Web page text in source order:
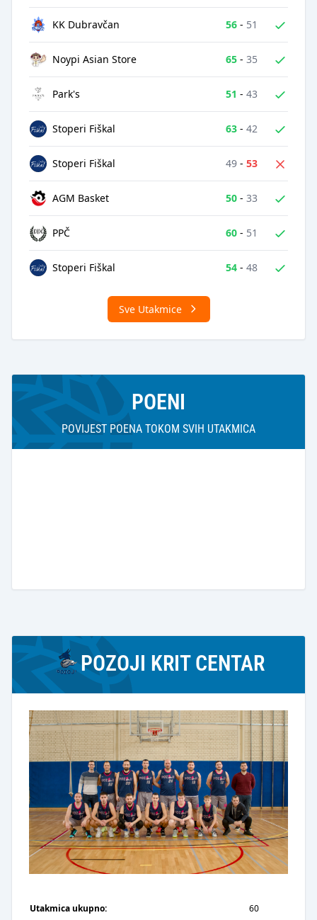
KK Dubravčan 56 - 51
Noypi Asian Store 65 - 35
Park's 51 - 43
Stoperi Fiškal 63 - 42
Stoperi Fiškal 49 - 53
AGM Basket 50 - 33
PPČ 60 - 51
Stoperi Fiškal 54 - 48
Sve Utakmice
POENI
POVIJEST POENA TOKOM SVIH UTAKMICA
POZOJI KRIT CENTAR
Utakmica ukupno: 60